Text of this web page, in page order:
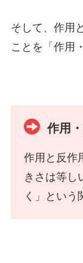
そして、作用
ことを「作用
作用
作用と反作
きさは等し
く」という